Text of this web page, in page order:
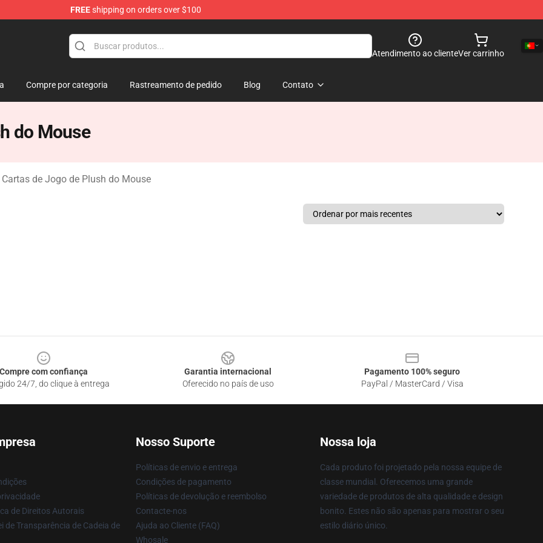
FREEshipping on orders over $100
Atendimento ao clienteVer carrinho
Compre por categoria Rastreamento de pedido Blog Contato
do Mouse
de Jogo de Plush do Mouse
Compre com confiança
24/7, do clique à entrega
Garantia internacional
Oferecido no país de uso
Pagamento 100% seguro
PayPal / MasterCard / Visa
de Direitos Autorais
de Transparência de Cadeia de
Nosso Suporte
Políticas de envio e entrega
Condições de pagamento
Políticas de devolução e reembolso
Contacte-nos
Ajuda ao Cliente (FAQ)
Whosale
Nossa loja
Cada produto foi projetado pela nossa equipe de
classe mundial. Oferecemos uma grande
variedade de produtos de alta qualidade e design
bonito. Estes não são apenas para mostrar o seu
estilo diário único.